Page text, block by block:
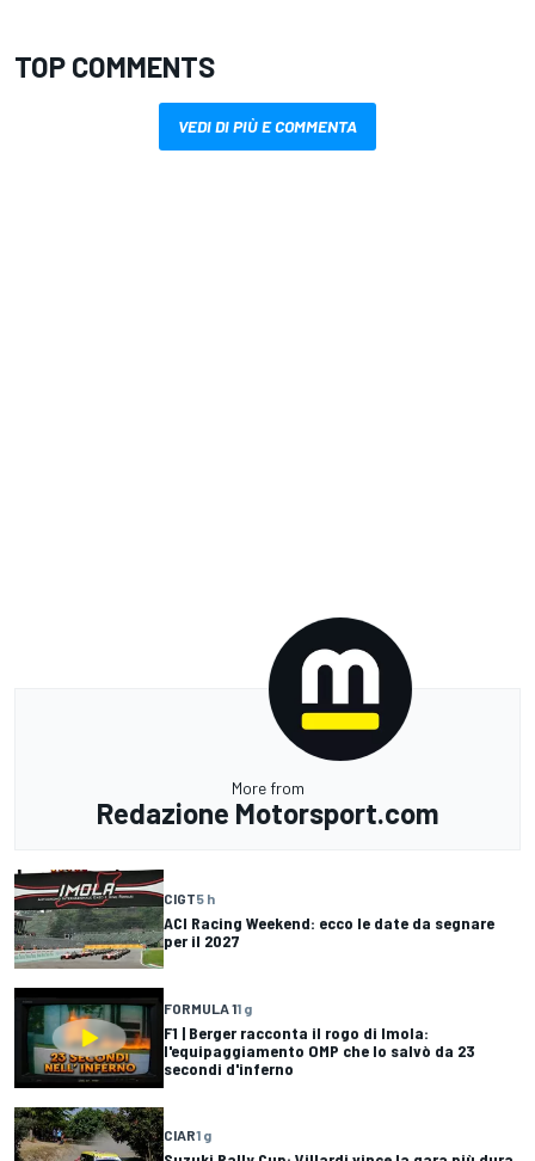
TOP COMMENTS
VEDI DI PIÙ E COMMENTA
More from
Redazione Motorsport.com
CIGT5 h
ACI Racing Weekend: ecco le date da segnare
per il 2027
FORMULA 11 g
F1 | Berger racconta il rogo di Imola:
l'equipaggiamento OMP che lo salvò da 23
secondi d'inferno
CIAR1 g